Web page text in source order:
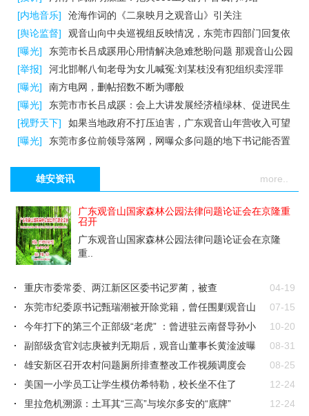
[内地音乐]
沧海作词的《二泉映月之观音山》引关注
[舆论监督]
观音山向中央巡视组反映情况，东莞市四部门回复依
旧差强人意
[曝光]
东莞市长吕成蹊用心用情解决急难愁盼问题 那观音山公园
多次诉求咋解决
[举报]
河北邯郸八旬老母为女儿喊冤:刘某枝没有犯组织卖淫罪
[曝光]
南方电网，删帖招数不断为哪般
[曝光]
东莞市市长吕成蹊：会上大讲发展经济植绿林、促进民生
讲作风，脸红不？
[视野天下]
如果当地政府不打压迫害，广东观音山年营收入可望
超10亿元
[曝光]
东莞市多位前领导落网，网曝众多问题的地下书记能否置
[视野天下]
南方电网孟振平董事长：您知道拒绝给公园供电阻碍
了民营企业的发展吗
[视野天下]
三河“招牌改色”风波后：店招换回来了吗？商户费用
报销了没？
[视野天下]
奇！东莞市的官方介绍里，知名景点竟没有观音山
[曝光]
河北衡水多所学校可签“保本”协议？家长、学校、当地部
门等多方回应
[舆论监督]
东莞市长吕成蹊提倡吃住游购娱展消费，曾去观音山
有啥想法
[声音]
民营企业合法经营才是王道--从广东东莞大力反腐看民营
企业的发展之路
[曝光]
东莞四单位屡被网络曝光，竟上了光荣榜
[舆论监督]
东莞市委常委会多次开会研究促进民营经济高质量发
展，考虑观音山公园了吗
[舆论监督]
全国人大代表和东莞市检察长开展巡林工作的新闻引
[舆论监督]
遭遇地方多年卡脖，首家民营国家森林公园竟不再保
留
[舆论监督]
东莞市形式一片大好，我却笑倒在观音山
雄安资讯 more..
广东观音山国家森林公园法律问题论证会在京隆重
召开
广东观音山国家森林公园法律问题论证会在京隆
重..
04-19
重庆市委常委、两江新区区委书记罗蔺，被查
07-15
东莞市纪委原书记甄瑞潮被开除党籍，曾任围剿观音山
总指挥
10-20
今年打下的第三个正部级“老虎” ：曾进驻云南督导孙小
果案
08-31
副部级贪官刘志庚被判无期后，观音山董事长黄淦波曝
光被其低价抢..
08-25
雄安新区召开农村问题厕所排查整改工作视频调度会
12-24
美国一小学员工让学生模仿希特勒，校长坐不住了
12-24
里拉危机溯源：土耳其“三高”与埃尔多安的“底牌”